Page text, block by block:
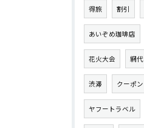
得旅 割引
あいぞめ珈琲店
花火大会 網代
渋滞 クーポン
ヤフートラベル